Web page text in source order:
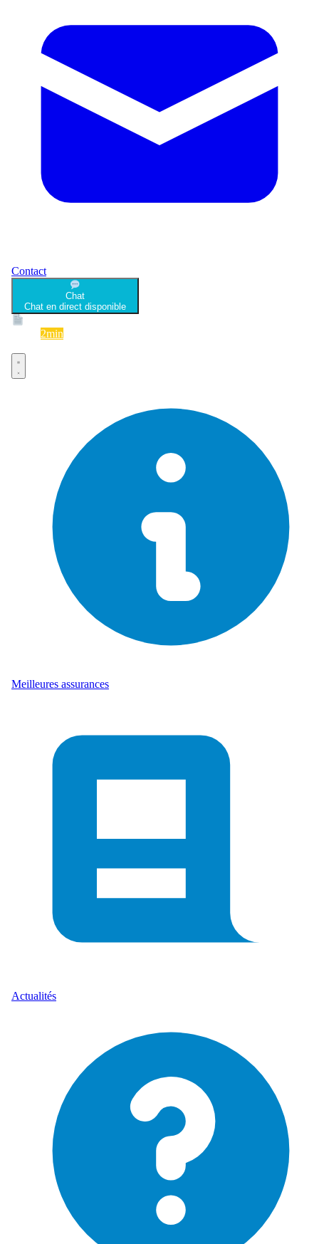
Contact
Chat
Chat en direct disponible
2min
Meilleures assurances
Actualités